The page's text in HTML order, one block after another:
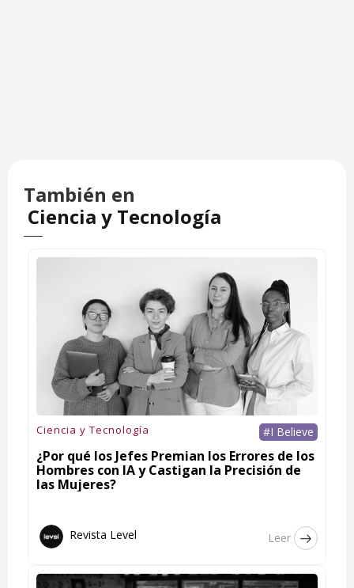
También en
Ciencia y Tecnología
Ciencia y Tecnología #I Believe
¿Por qué los Jefes Premian los Errores de los
Hombres con IA y Castigan la Precisión de
las Mujeres?
Revista Level Leer